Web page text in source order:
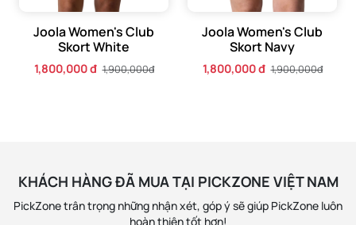
Joola Women's Club
Skort White
1,800,000 đ 1,900,000đ
Joola Women's Club
Skort Navy
1,800,000 đ 1,900,000đ
KHÁCH HÀNG ĐÃ MUA TẠI PICKZONE VIỆT NAM
PickZone trân trọng những nhận xét, góp ý sẽ giúp PickZone luôn
hoàn thiện tốt hơn!